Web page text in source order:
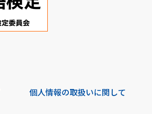
個人情報の取扱いに関して